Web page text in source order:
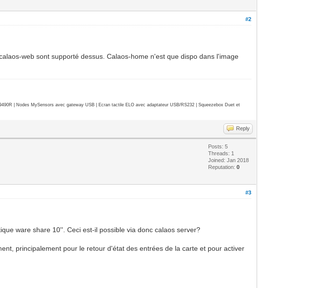
#2
web sont supporté dessus. Calaos-home n'est que dispo dans l'image
| Nodes MySensors avec gateway USB | Ecran tactile ELO avec adaptateur USB/RS232 | Squeezebox Duet et
Reply
Posts: 5
Threads: 1
Joined: Jan 2018
Reputation:0
#3
ware share 10''. Ceci est-il possible via donc calaos server?
principalement pour le retour d'état des entrées de la carte et pour activer